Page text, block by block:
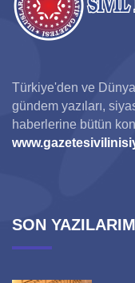
Türkiye'den ve
gündem yazıları,
haberlerine bütün
SON